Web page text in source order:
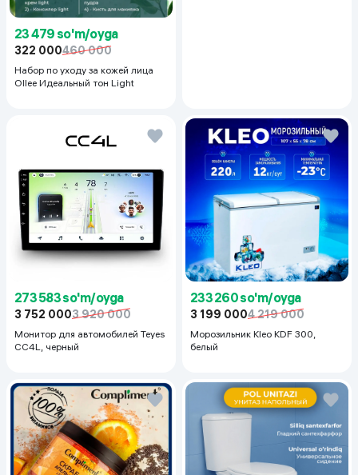
23 479 so'm/oyga
322 000460 000
Набор по уходу за кожей лица
Ollee Идеальный тон Light
273 583 so'm/oyga
3 752 0003 920 000
Монитор для автомобилей Teyes
CC4L, черный
233 260 so'm/oyga
3 199 0004 219 000
Морозильник Kleo KDF 300,
белый